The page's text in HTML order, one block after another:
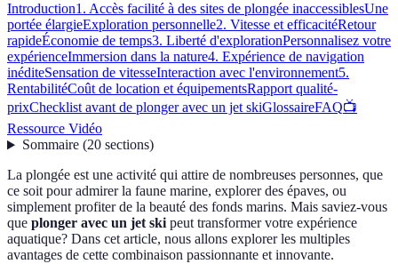
Introduction1. Accès facilité à des sites de plongée inaccessiblesUne
portée élargieExploration personnelle2. Vitesse et efficacitéRetour
rapideÉconomie de temps3. Liberté d'explorationPersonnalisez votre
expérienceImmersion dans la nature4. Expérience de navigation
inéditeSensation de vitesseInteraction avec l'environnement5.
RentabilitéCoût de location et équipementsRapport qualité-
prixChecklist avant de plonger avec un jet skiGlossaireFAQ📺
Ressource Vidéo
Sommaire(20 sections)
La plongée est une activité qui attire de nombreuses personnes, que
ce soit pour admirer la faune marine, explorer des épaves, ou
simplement profiter de la beauté des fonds marins. Mais saviez-vous
que plonger avec un jet skipeut transformer votre expérience
aquatique? Dans cet article, nous allons explorer les multiples
avantages de cette combinaison passionnante et innovante.